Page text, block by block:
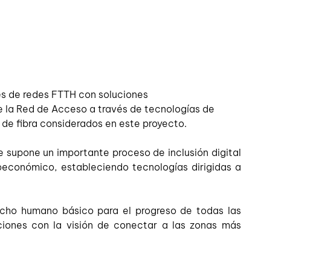
de redes FTTH con soluciones
Red de Acceso a través de tecnologías de
fibra considerados en este proyecto.
supone un importante proceso de inclusión digital
estableciendo tecnologías dirigidas a
humano básico para el progreso de todas las
con la visión de conectar a las zonas más